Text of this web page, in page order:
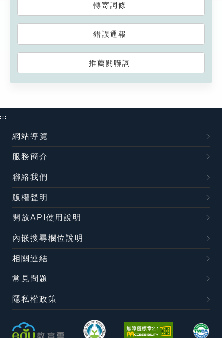
轉寄詞條
錯誤通報
推薦關聯詞
:::
網站導覽
服務簡介
聯絡我們
版權聲明
開放API使用說明
內嵌搜尋欄位說明
相關連結
常見問題
隱私權政策